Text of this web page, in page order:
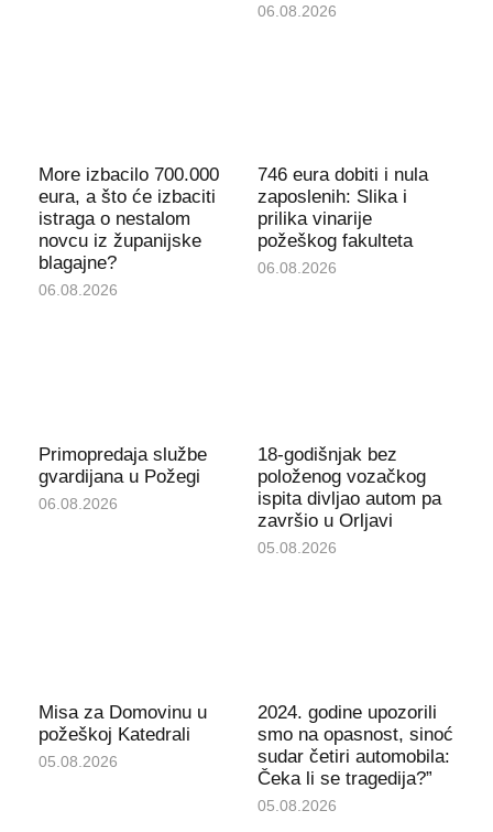
06.08.2026
More izbacilo 700.000
eura, a što će izbaciti
istraga o nestalom
novcu iz županijske
blagajne?
06.08.2026
746 eura dobiti i nula
zaposlenih: Slika i
prilika vinarije
požeškog fakulteta
06.08.2026
Primopredaja službe
gvardijana u Požegi
06.08.2026
18-godišnjak bez
položenog vozačkog
ispita divljao autom pa
završio u Orljavi
05.08.2026
Misa za Domovinu u
požeškoj Katedrali
05.08.2026
2024. godine upozorili
smo na opasnost, sinoć
sudar četiri automobila:
Čeka li se tragedija?”
05.08.2026